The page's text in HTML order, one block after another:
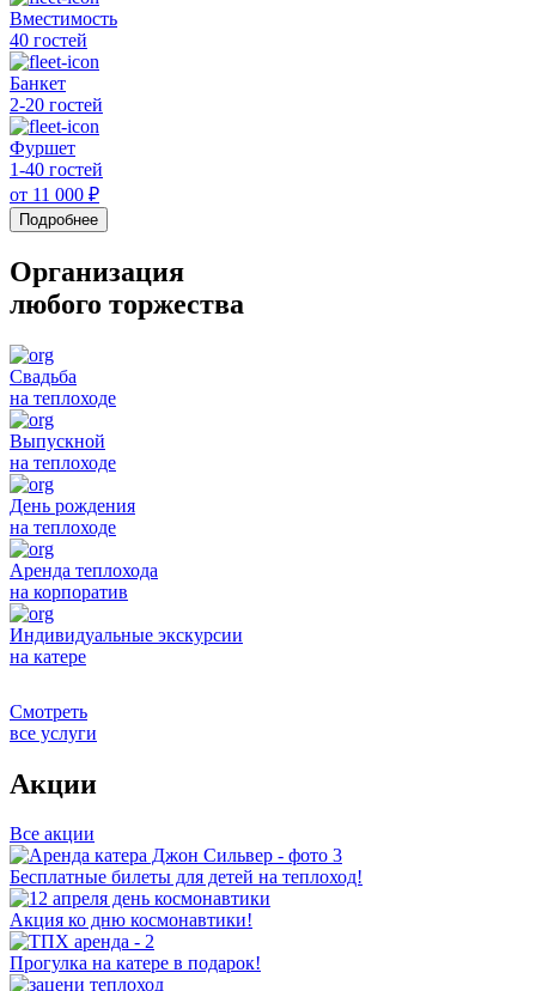
Вместимость
40 гостей
Банкет
2-20 гостей
Фуршет
1-40 гостей
от 11 000 ₽
Подробнее
Организация
любого торжества
Свадьба
на теплоходе
Выпускной
на теплоходе
День рождения
на теплоходе
Аренда теплохода
на корпоратив
Индивидуальные экскурсии
на катере
Смотреть
все услуги
Акции
Все акции
Бесплатные билеты для детей на теплоход!
Акция ко дню космонавтики!
Прогулка на катере в подарок!